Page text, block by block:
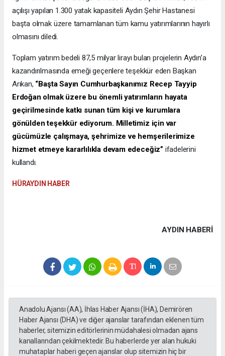
açılışı yapılan 1.300 yatak kapasiteli Aydın Şehir Hastanesi
başta olmak üzere tamamlanan tüm kamu yatırımlarının hayırlı
olmasını diledi.
Toplam yatırım bedeli 87,5 milyar lirayı bulan projelerin Aydın’a
kazandırılmasında emeği geçenlere teşekkür eden Başkan
Arıkan, “Başta Sayın Cumhurbaşkanımız Recep Tayyip
Erdoğan olmak üzere bu önemli yatırımların hayata
geçirilmesinde katkı sunan tüm kişi ve kurumlara
gönülden teşekkür ediyorum. Milletimiz için var
gücümüzle çalışmaya, şehrimize ve hemşerilerimize
hizmet etmeye kararlılıkla devam edeceğiz” ifadelerini
kullandı.
HÜRAYDIN HABER
AYDIN HABERİ
Anadolu Ajansı (AA), İhlas Haber Ajansı (İHA), Demirören
Haber Ajansı (DHA) ve diğer ajanslar tarafından eklenen tüm
haberler, sitemizin editörlerinin müdahalesi olmadan ajans
kanallarından çekilmektedir. Bu haberlerde yer alan hukuki
muhataplar haberi geçen ajanslar olup sitemizin hiç bir